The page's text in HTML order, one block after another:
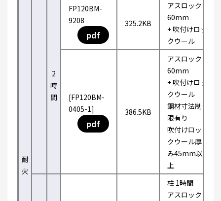
耐
火
2
時
間
FP120BM-
9208
pdf
325.2KB
アスロック
60mm
+ 吹付けロッ
クウール
[FP120BM-
0405-1]
pdf
386.5KB
アスロック
60mm
+ 吹付けロッ
クウール
鋼材寸法制
限有り
吹付けロッ
クウール厚
み45mm以
上
柱 1時間
アスロック